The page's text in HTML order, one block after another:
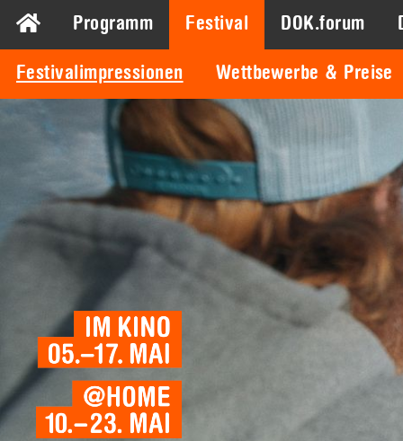
Programm Festival
Festivalimpressionen Wettbewerbe & Preise
DOK.forum